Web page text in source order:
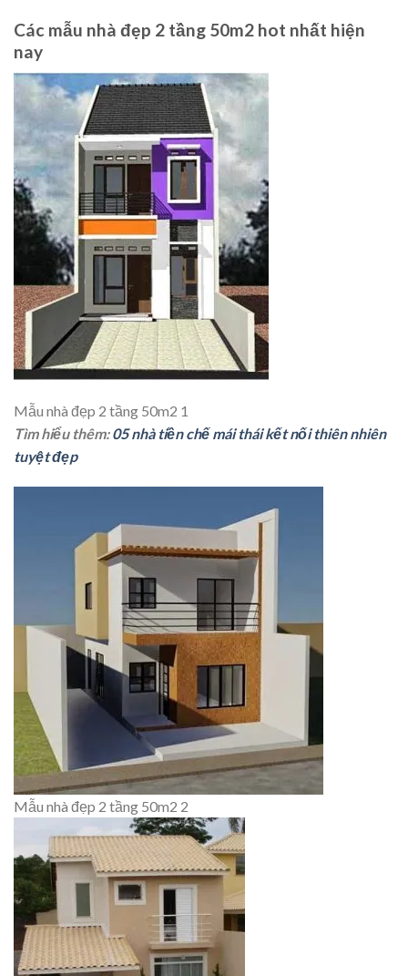
Các mẫu nhà đẹp 2 tầng 50m2 hot nhất hiện
nay
Mẫu nhà đẹp 2 tầng 50m2 1
Tìm hiểu thêm:05 nhà tiền chế mái thái kết nối thiên nhiên
tuyệt đẹp
Mẫu nhà đẹp 2 tầng 50m2 2